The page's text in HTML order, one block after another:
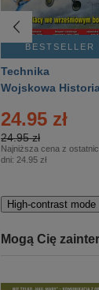
BESTSELLER
Technika
Wojskowa
24.95 zł
24.95 zł
Najniższa cena z
dni: 24.95 zł
High-contrast mode
Mogą Cię